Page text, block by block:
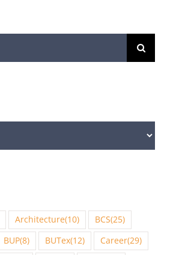
Architecture(10) BCS(25)
BUP(8) BUTex(12) Career(29)